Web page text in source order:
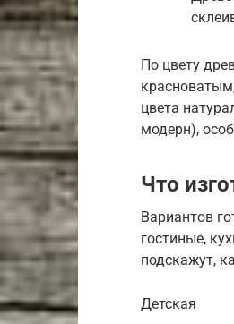
По цвету
цвета
модерн),
Что
Вариантов
гостиные,
подскажут,
Детская